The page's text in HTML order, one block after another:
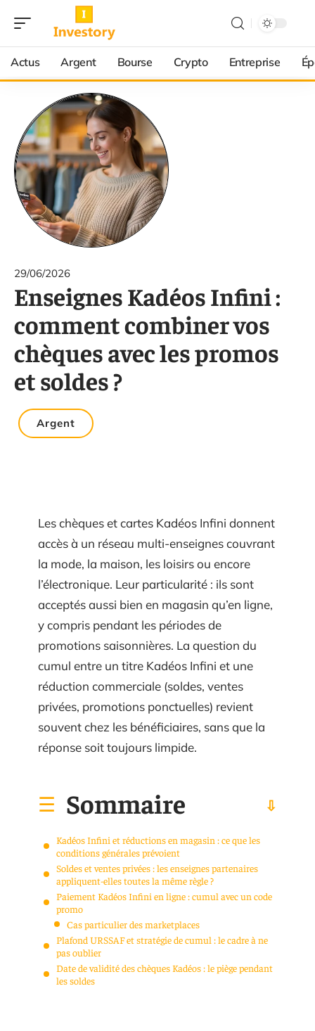
Actus Argent Bourse Crypto Entreprise
29/06/2026
Enseignes Kadéos Infini :
comment combiner vos
chèques avec les promos
et soldes ?
Argent
Les chèques et cartes Kadéos Infini donnent
accès à un réseau multi-enseignes couvrant
la mode, la maison, les loisirs ou encore
l’électronique. Leur particularité : ils sont
acceptés aussi bien en magasin qu’en ligne,
y compris pendant les périodes de
promotions saisonnières. La question du
cumul entre un titre Kadéos Infini et une
réduction commerciale (soldes, ventes
privées, promotions ponctuelles) revient
souvent chez les bénéficiaires, sans que la
réponse soit toujours limpide.
Sommaire
Kadéos Infini et réductions en magasin : ce que les
conditions générales prévoient
Soldes et ventes privées : les enseignes partenaires
appliquent-elles toutes la même règle ?
Paiement Kadéos Infini en ligne : cumul avec un code
promo
Cas particulier des marketplaces
Plafond URSSAF et stratégie de cumul : le cadre à ne
pas oublier
Date de validité des chèques Kadéos : le piège pendant
les soldes